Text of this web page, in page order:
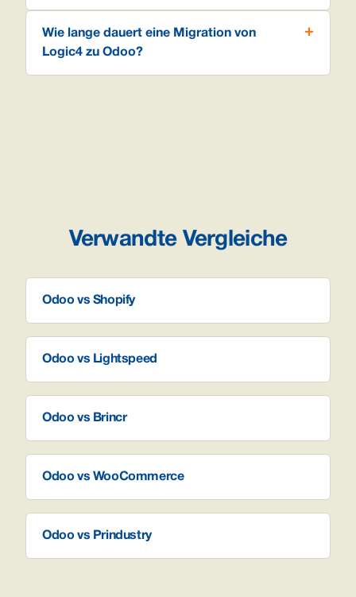
Wie lange dauert eine Migration von
Logic4 zu Odoo?
Verwandte Vergleiche
Odoo vs Shopify
Odoo vs Lightspeed
Odoo vs Brincr
Odoo vs WooCommerce
Odoo vs Prindustry